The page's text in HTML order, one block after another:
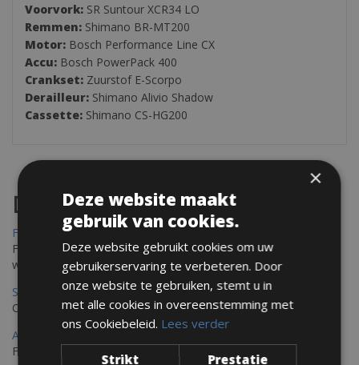
Voorvork: SR Suntour XCR34 LO
Remmen: Shimano BR-MT200
Motor: Bosch Performance Line CX
Accu: Bosch PowerPack 400
Crankset: Zuurstof E-Scorpo
Derailleur: Shimano Alivio Shadow
Cassette: Shimano CS-HG200
Destinations
Frejus Fietsverhuur
Fréjus en Saint-Raphaël liggen aan de Middellandse Zee en
worden omringd door het Massif de l'Esterel
Saint Raphael Fietsverhuur
Ontdek Saint Raphael, gelegen in het prachtige Var op uw fiets
Ajaccio Fietsverhuur
Fietsen in Ajaccio, gelegen op het eiland Corsica, biedt een
×
Deze website maakt
gebruik van cookies.
Deze website gebruikt cookies om uw
gebruikerservaring te verbeteren. Door
onze website te gebruiken, stemt u in
met alle cookies in overeenstemming met
ons Cookiebeleid. Lees verder
Strikt
Prestatie